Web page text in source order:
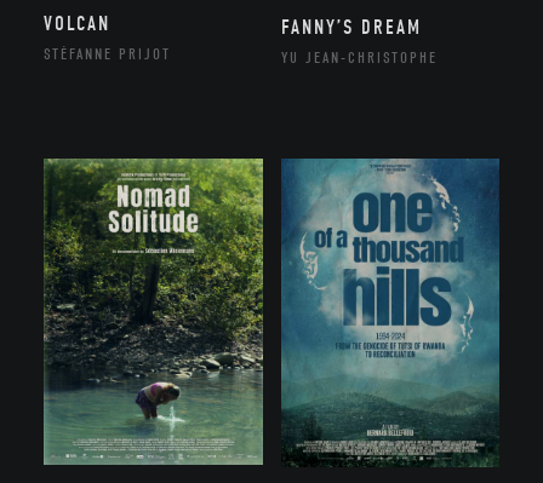
VOLCAN
STÉFANNE PRIJOT
FANNY’S DREAM
YU JEAN-CHRISTOPHE